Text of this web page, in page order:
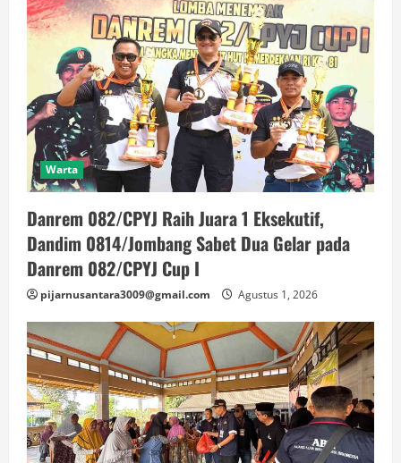
Warta
Danrem 082/CPYJ Raih Juara 1 Eksekutif,
Dandim 0814/Jombang Sabet Dua Gelar pada
Danrem 082/CPYJ Cup I
pijarnusantara3009@gmail.com Agustus 1, 2026